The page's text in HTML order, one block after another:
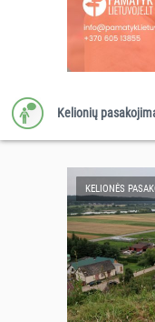
Kelionių
KELIONĖS